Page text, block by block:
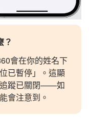
？
會在你的姓名下
已暫停」。這顯
追蹤已關閉——如
會注意到。